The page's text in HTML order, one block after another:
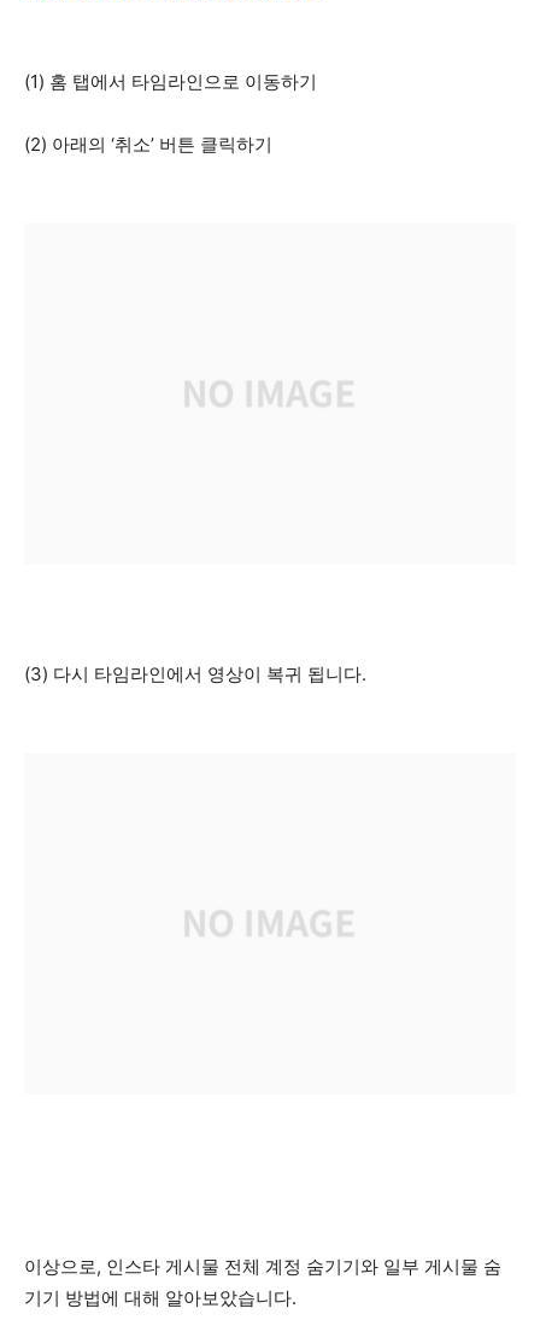
(1) 홈 탭에서 타임라인으로 이동하기
(2) 아래의 ‘취소’ 버튼 클릭하기
(3) 다시 타임라인에서 영상이 복귀 됩니다.
이상으로, 인스타 게시물 전체 계정 숨기기와 일부 게시물 숨
기기 방법에 대해 알아보았습니다.